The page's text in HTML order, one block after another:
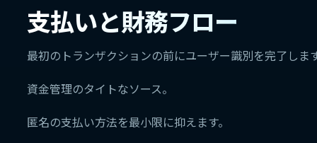
支払いと財務フロー
最初のトランザクションの前にユーザー識別を完了します
資金管理のタイトなソース。
匿名の支払い方法を最小限に抑えます。